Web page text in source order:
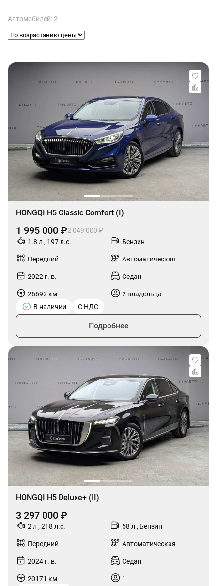
Автомобилей: 2
HONGQI H5 Classic Comfort (I)
1 995 000 ₽2 049 000 ₽
1.8 л , 197 л.с.
Бензин
Передний Автоматическая
2022 г. в. Седан
26692 км
2 владельца
В наличии
С НДС
Подробнее
HONGQI H5 Deluxe+ (II)
3 297 000 ₽
2 л , 218 л.с. 58 л , Бензин
Передний Автоматическая
2024 г. в. Седан
20171 км 1